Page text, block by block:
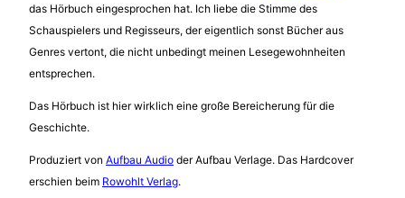
das Hörbuch eingesprochen hat. Ich liebe die Stimme des
Schauspielers und Regisseurs, der eigentlich sonst Bücher aus
Genres vertont, die nicht unbedingt meinen Lesegewohnheiten
entsprechen.
Das Hörbuch ist hier wirklich eine große Bereicherung für die
Geschichte.
Produziert von Aufbau Audio der Aufbau Verlage. Das Hardcover
erschien beim Rowohlt Verlag.